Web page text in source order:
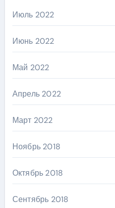
Июль 2022
Июнь 2022
Май 2022
Апрель 2022
Март 2022
Ноябрь 2018
Октябрь 2018
Сентябрь 2018